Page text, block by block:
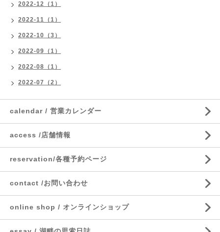
2022-12（1）
2022-11（1）
2022-10（3）
2022-09（1）
2022-08（1）
2022-07（2）
calendar / 営業カレンダー
access /店舗情報
reservation/各種予約ページ
contact /お問い合わせ
online shop / オンラインショップ